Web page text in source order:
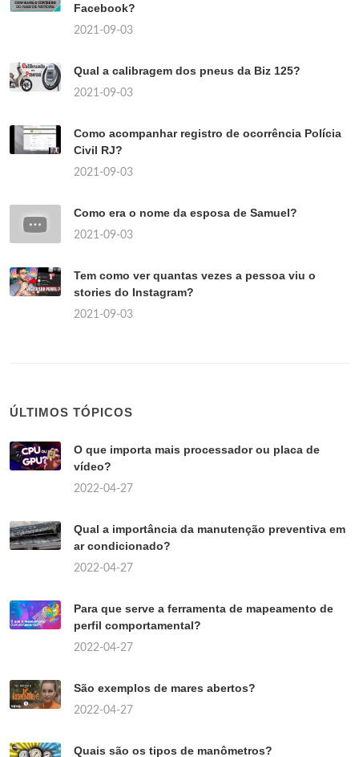
Facebook?
2021-09-03
Qual a calibragem dos pneus da Biz 125?
2021-09-03
Como acompanhar registro de ocorrência Polícia
Civil RJ?
2021-09-03
Como era o nome da esposa de Samuel?
2021-09-03
Tem como ver quantas vezes a pessoa viu o
stories do Instagram?
2021-09-03
ÚLTIMOS TÓPICOS
O que importa mais processador ou placa de
vídeo?
2022-04-27
Qual a importância da manutenção preventiva em
ar condicionado?
2022-04-27
Para que serve a ferramenta de mapeamento de
perfil comportamental?
2022-04-27
São exemplos de mares abertos?
2022-04-27
Quais são os tipos de manômetros?